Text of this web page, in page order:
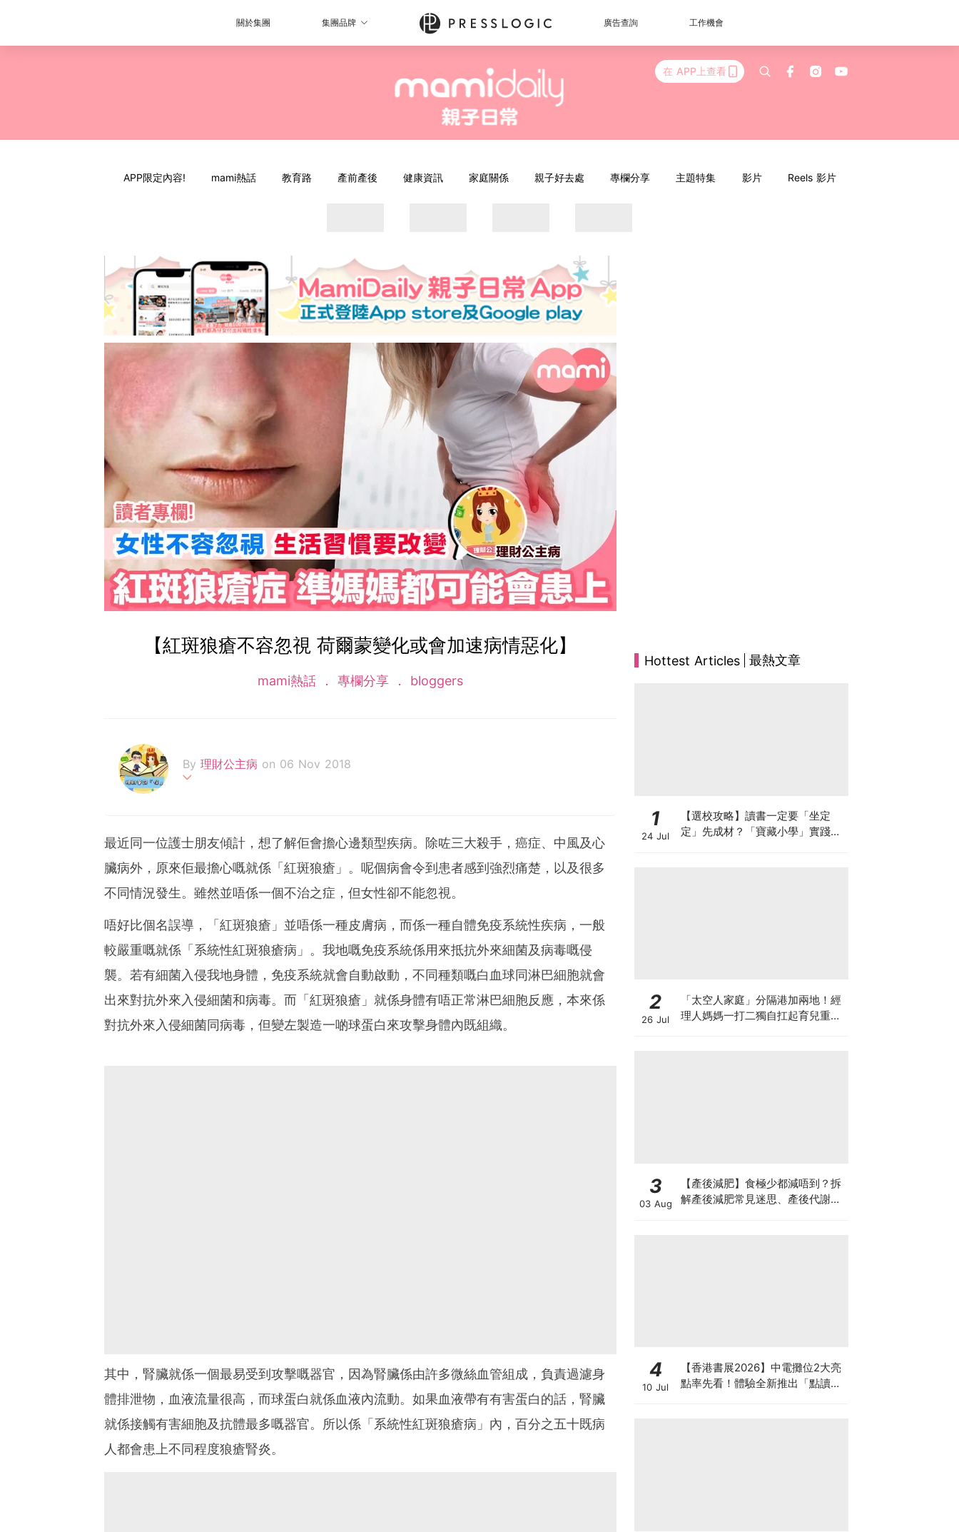
關於集團 集團品牌 廣告查詢 工作機會
在 APP上查看
APP限定內容! mami熱話 教育路 產前產後 健康資訊 家庭關係 親子好去處 專欄分享 主題特集 影片 Reels 影片
【紅斑狼瘡不容忽視 荷爾蒙變化或會加速病情惡化】
mami熱話 專欄分享 bloggers
By 理財公主病 on 06 Nov 2018
althyprincess@gmail.com
最近同一位護士朋友傾計，想了解佢會擔心邊類型疾病。除咗三大殺手，癌症、中風及心
臟病外，原來佢最擔心嘅就係「紅斑狼瘡」。呢個病會令到患者感到強烈痛楚，以及很多
不同情況發生。雖然並唔係一個不治之症，但女性卻不能忽視。
唔好比個名誤導，「紅斑狼瘡」並唔係一種皮膚病，而係一種自體免疫系統性疾病，一般
較嚴重嘅就係「系統性紅斑狼瘡病」。我地嘅免疫系統係用來抵抗外來細菌及病毒嘅侵
襲。若有細菌入侵我地身體，免疫系統就會自動啟動，不同種類嘅白血球同淋巴細胞就會
出來對抗外來入侵細菌和病毒。而「紅斑狼瘡」就係身體有唔正常淋巴細胞反應，本來係
對抗外來入侵細菌同病毒，但變左製造一啲球蛋白來攻擊身體內既組織。
其中，腎臟就係一個最易受到攻擊嘅器官，因為腎臟係由許多微絲血管組成，負責過濾身
體排泄物，血液流量很高，而球蛋白就係血液內流動。如果血液帶有有害蛋白的話，腎臟
就係接觸有害細胞及抗體最多嘅器官。所以係「系統性紅斑狼瘡病」內，百分之五十既病
人都會患上不同程度狼瘡腎炎。
Hottest Articles 最熱文章
1
24 Jul
【選校攻略】讀書一定要「坐定
定」先成材？「寶藏小學」實踐動
2
26 Jul
「太空人家庭」分隔港加兩地！經
理人媽媽一打二獨自扛起育兒重
3
03 Aug
【產後減肥】食極少都減唔到？拆
解產後減肥常見迷思、產後代謝、
4
10 Jul
【香港書展2026】中電攤位2大亮
點率先看！體驗全新推出「點讀故